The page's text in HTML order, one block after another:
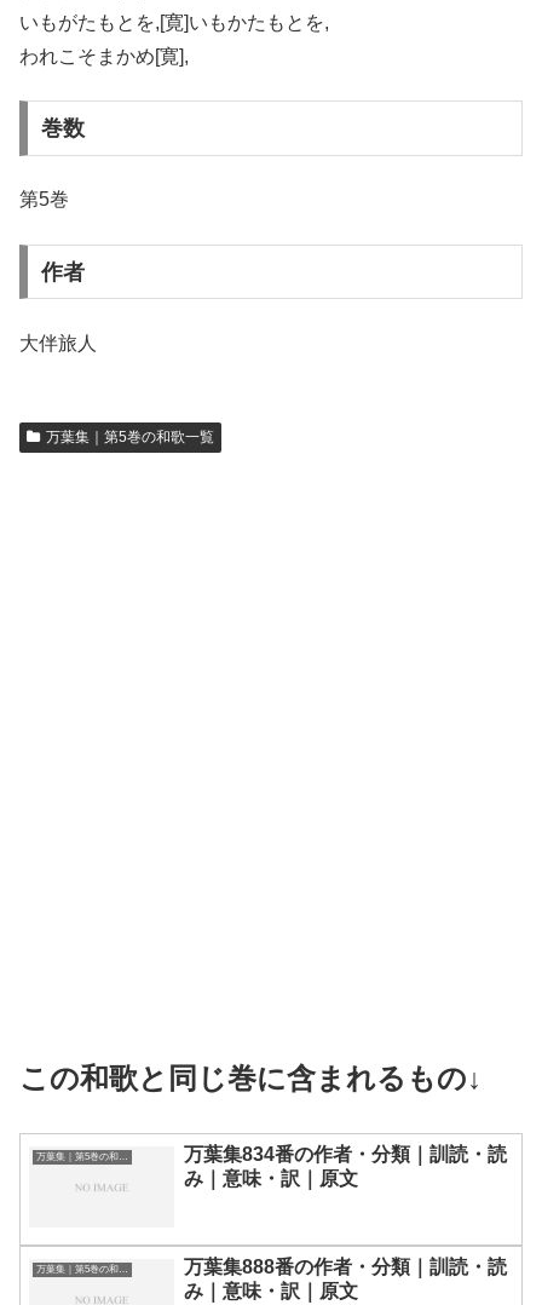
いもがたもとを,[寛]いもかたもとを,
われこそまかめ[寛],
巻数
第5巻
作者
大伴旅人
万葉集｜第5巻の和歌一覧
この和歌と同じ巻に含まれるもの↓
万葉集834番の作者・分類｜訓読・読
み｜意味・訳｜原文
万葉集｜第5巻の和歌一覧
万葉集888番の作者・分類｜訓読・読
み｜意味・訳｜原文